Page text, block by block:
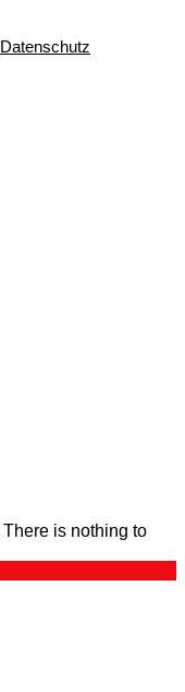
Datenschutz
There is nothing to